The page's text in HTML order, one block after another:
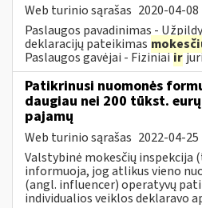
Web turinio sąrašas 2020-04-08
Paslaugos pavadinimas -
deklaracijų pateikimas
Paslaugos gavėjai - Fiziniaiir
Patikrinusi nuomonės
daugiau nei 200 tūkst.
pajamų
Web turinio sąrašas 2022-04-25
Valstybinė mokesčių inspekcija
informuoja, jog atlikus vieno
(angl. influencer) operatyvų
individualios veiklos deklaravo